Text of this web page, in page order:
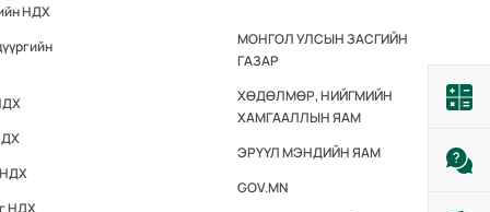
НДХ
НДХ
НДХ
МОНГОЛ УЛСЫН ЗАСГИЙН
ГАЗАР
ХӨДӨЛМӨР, НИЙГМИЙН
ХАМГААЛЛЫН ЯАМ
ЭРҮҮЛ МЭНДИЙН ЯАМ
GOV.MN